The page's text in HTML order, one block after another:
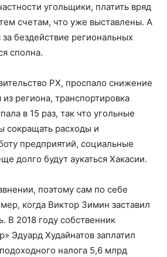
угольщики, платить вряд
счетам, что уже выставлены. А
за бездействие региональных
сполна.
РХ, проспало снижение
региона, транспортировка
в 15 раз, так что угольные
сокращать расходы и
предприятий, социальные
долго будут аукаться Хакасии.
поэтому сам по себе
когда Виктор Зимин заставил
В 2018 году собственник
Эдуард Худайнатов заплатил
налога 5,6 млрд